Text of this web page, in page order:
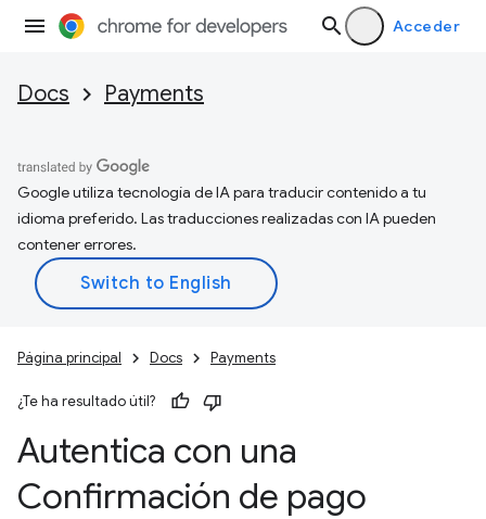
Acceder
Docs Payments
Google utiliza tecnología de IA para traducir contenido a tu
idioma preferido. Las traducciones realizadas con IA pueden
contener errores.
Página principal Docs Payments
¿Te ha resultado útil?
Autentica con una
Confirmación de pago